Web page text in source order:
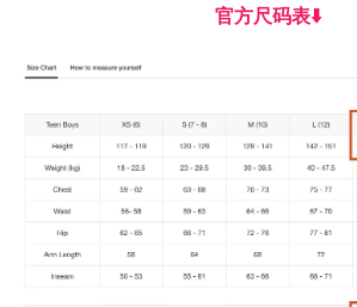
官方尺码表⬇️